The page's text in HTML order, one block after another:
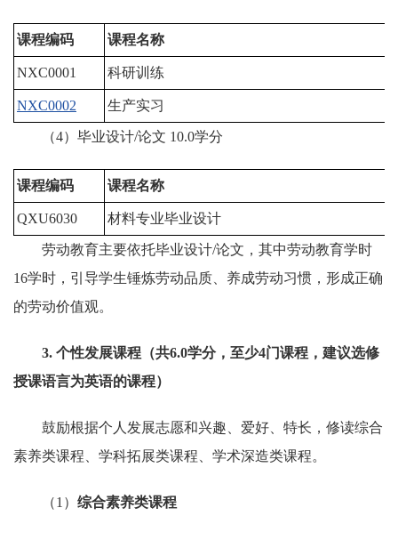
课程编码 课程名称
NXC0001 科研训练
NXC0002 生产实习
（4）毕业设计/论文 10.0学分
课程编码 课程名称
QXU6030 材料专业毕业设计
劳动教育主要依托毕业设计/论文，其中劳动教育学时
16学时，引导学生锤炼劳动品质、养成劳动习惯，形成正确
的劳动价值观。
3. 个性发展课程（共6.0学分，至少4门课程 ， 建议选修
授课语言为英语的课程）
鼓励根据个人发展志愿和兴趣、爱好、特长，修读综合
素养类课程、学科拓展类课程、学术深造类课程。
（1） 综合素养类课程